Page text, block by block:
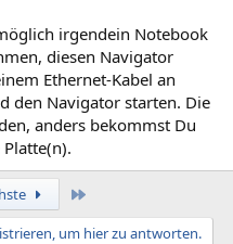
irgendein Notebook
diesen Navigator
Ethernet-Kabel an
den Navigator starten. Die
anders bekommst Du
um hier zu antworten.